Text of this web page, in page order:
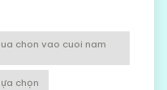
chon vao cuoi nam
chọn